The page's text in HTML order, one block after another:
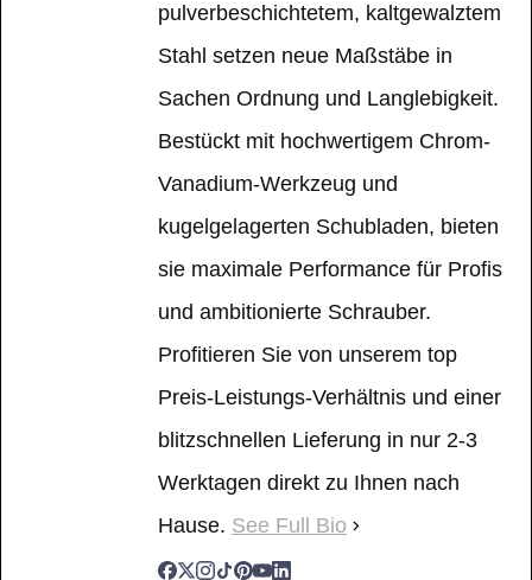
pulverbeschichtetem, kaltgewalztem
Stahl setzen neue Maßstäbe in
Sachen Ordnung und Langlebigkeit.
Bestückt mit hochwertigem Chrom-
Vanadium-Werkzeug und
kugelgelagerten Schubladen, bieten
sie maximale Performance für Profis
und ambitionierte Schrauber.
Profitieren Sie von unserem top
Preis-Leistungs-Verhältnis und einer
blitzschnellen Lieferung in nur 2-3
Werktagen direkt zu Ihnen nach
Hause. See Full Bio